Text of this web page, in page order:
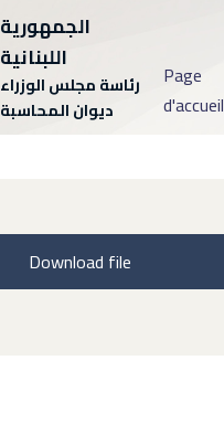
الجمهورية
اللبنانية
رئاسة مجلس الوزراء
ديوان المحاسبة
Page
d'accueil
Download file